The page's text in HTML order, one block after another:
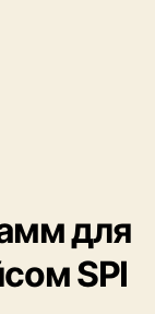
для
SPI